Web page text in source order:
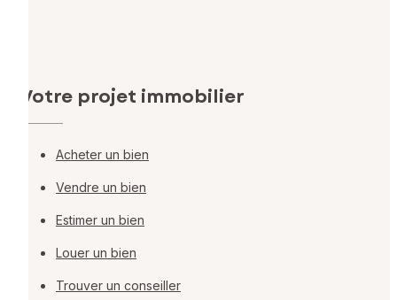
Votre projet immobilier
Acheter un bien
Vendre un bien
Estimer un bien
Louer un bien
Trouver un conseiller